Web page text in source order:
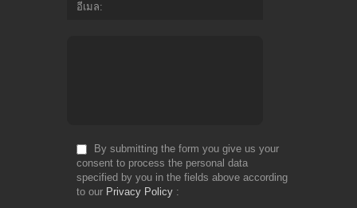
อีเมล
By submitting the form you give us your
consent to process the personal data
specified by you in the fields above according
to our Privacy Policy